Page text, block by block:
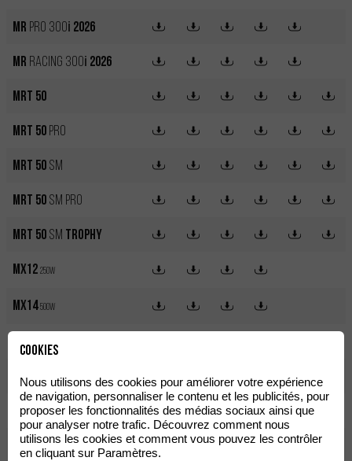
MR PRO 300i 2026
MR RACING 300i 2026
MRT 50
MRT 50 Pro
MRT 50 SM
MRT 50 SM Pro
MRT 50 SM Trophy
MX12 250W
MX14500W
NKD125
Nuuk Cargo
Ray 7.7
Tango 125i
Cookies
Nous utilisons des cookies pour améliorer votre expérience
de navigation, personnaliser le contenu et les publicités, pour
proposer les fonctionnalités des médias sociaux ainsi que
pour analyser notre trafic. Découvrez comment nous
utilisons les cookies et comment vous pouvez les contrôler
en cliquant sur Paramètres.